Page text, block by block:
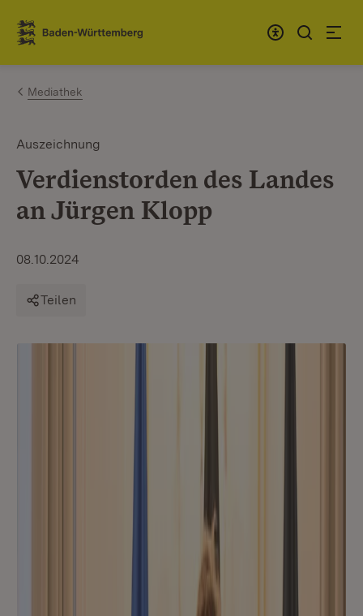
Zum Inhalt springen
Link zur Startseite
Mediathek
Auszeichnung
Verdienstorden des Landes
an Jürgen Klopp
08.10.2024
Teilen